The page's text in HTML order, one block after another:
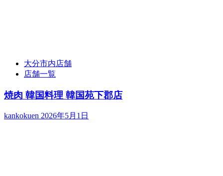
大分市内店舗
店舗一覧
焼肉 韓国料理 韓国苑下郡店
kankokuen 2026年5月1日